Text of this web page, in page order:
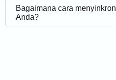
Bagaimana cara
Anda?